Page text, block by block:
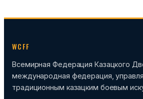
WCFF
Всемирная Федерация Казацкого
международная федерация,
традиционным казацким боевым